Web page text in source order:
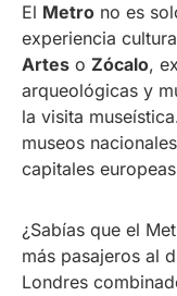
El Metro no es
experiencia
Artes o Zócalo,
arqueológicas y
la visita
museos
capitales
¿Sabías que el
más pasajeros al
Londres